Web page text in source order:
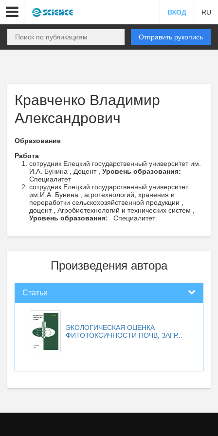
ВХОД RU
Отправить рукопись
Кравченко Владимир
Александрович
Образование
Работа
сотрудник Елецкий государственный университет им.
И.А. Бунина , Доцент , Уровень образования:
Специалитет
сотрудник Елецкий государственный университет
им.И.А. Бунина , агротехнологий, хранения и
переработки сельскохозяйственной продукции ,
доцент , Агробиотехнологий и технических систем ,
Уровень образования:
Специалитет
Произведения автора
Статьи
ЭКОЛОГИЧЕСКАЯ ОЦЕНКА
ФИТОТОКСИЧНОСТИ ПОЧВ, ЗАГР...